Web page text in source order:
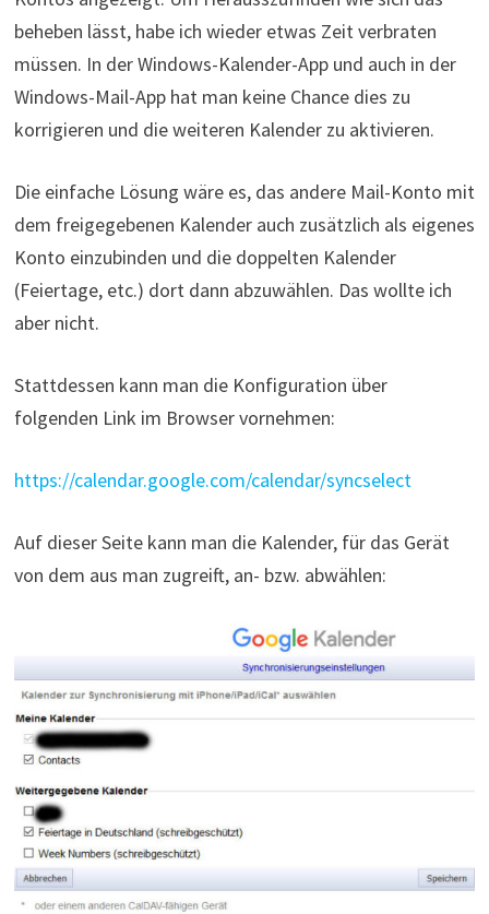
beheben lässt, habe ich wieder etwas Zeit verbraten
müssen. In der Windows-Kalender-App und auch in der
Windows-Mail-App hat man keine Chance dies zu
korrigieren und die weiteren Kalender zu aktivieren.
Die einfache Lösung wäre es, das andere Mail-Konto mit
dem freigegebenen Kalender auch zusätzlich als eigenes
Konto einzubinden und die doppelten Kalender
(Feiertage, etc.) dort dann abzuwählen. Das wollte ich
aber nicht.
Stattdessen kann man die Konfiguration über
folgenden Link im Browser vornehmen:
https://calendar.google.com/calendar/syncselect
Auf dieser Seite kann man die Kalender, für das Gerät
von dem aus man zugreift, an- bzw. abwählen: